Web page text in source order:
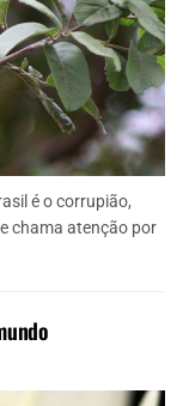
é o corrupião,
chama atenção por